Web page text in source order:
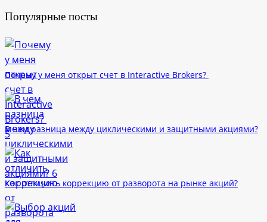
Популярные посты
Почему у меня открыт счет в Interactive Brokers?
В чем разница между циклическими и защитными акциями?
Как отличить коррекцию от разворота на рынке акций?